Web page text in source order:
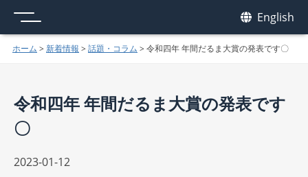
English
ホーム > 新着情報 > 話題・コラム > 令和四年 年間だるま大賞の発表です〇
令和四年 年間だるま大賞の発表です
〇
2023-01-12